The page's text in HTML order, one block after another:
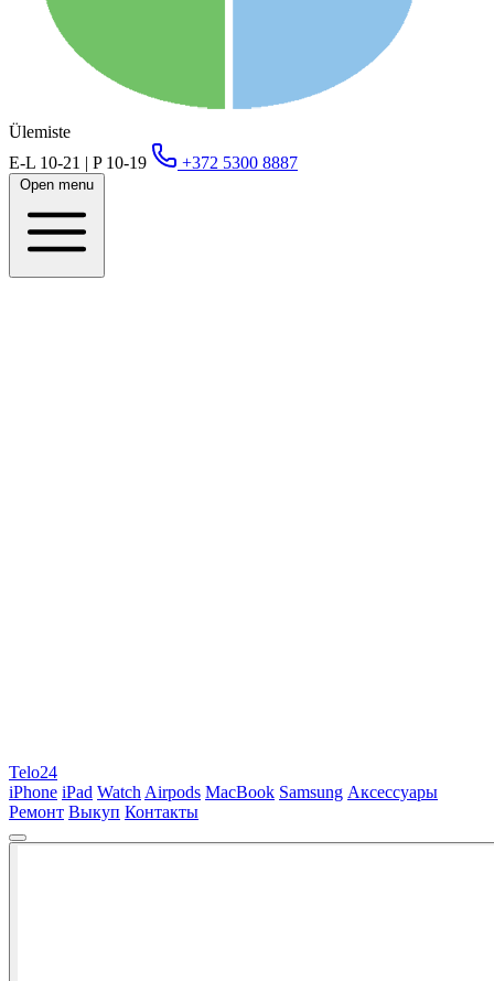
Ülemiste
E-L 10-21 | P 10-19
+372 5300 8887
Open menu
Telo24
iPhone iPad Watch Airpods MacBook Samsung Аксессуары
Ремонт Выкуп Контакты